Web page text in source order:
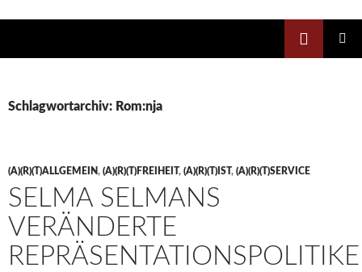
Schlagwortarchiv: Rom:nja
(A)(R)(T)ALLGEMEIN, (A)(R)(T)FREIHEIT, (A)(R)(T)IST, (A)(R)(T)SERVICE
SELMA SELMANS
VERÄNDERTE